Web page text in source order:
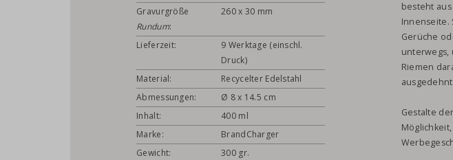
Gravurgröße
Rundum:
260 x 30 mm
Lieferzeit:
9 Werktage (einschl.
Druck)
Material:
Recycelter Edelstahl
Abmessungen:
Ø 8 x 14.5 cm
Inhalt:
400 ml
Marke:
BrandCharger
Gewicht:
300 gr.
besteht
Innenseite.
Gerüche
unterwegs,
Riemen
Gestalte